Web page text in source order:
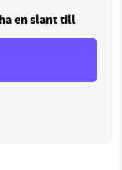
en slant till